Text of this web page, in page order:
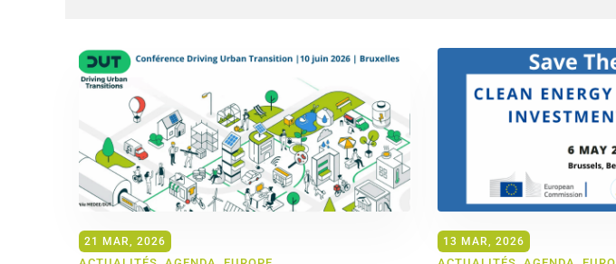
21 MAR, 2026 13 MAR, 2026